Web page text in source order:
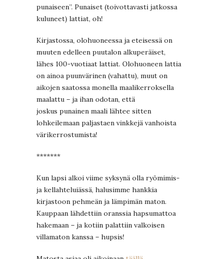
punaiseen”. Punaiset (toivottavasti jatkossa
kuluneet) lattiat, oh!
Kirjastossa, olohuoneessa ja eteisessä on
muuten edelleen puutalon alkuperäiset,
lähes 100-vuotiaat lattiat. Olohuoneen lattia
on ainoa puunvärinen (vahattu), muut on
aikojen saatossa monella maalikerroksella
maalattu – ja ihan odotan, että
joskus punainen maali lähtee sitten
lohkeilemaan paljastaen vinkkejä vanhoista
värikerrostumista!
*******
Kun lapsi alkoi viime syksynä olla ryömimis-
ja kellahteluiässä, halusimme hankkia
kirjastoon pehmeän ja lämpimän maton.
Kauppaan lähdettiin oranssia hapsumattoa
hakemaan – ja kotiin palattiin valkoisen
villamaton kanssa – hupsis!